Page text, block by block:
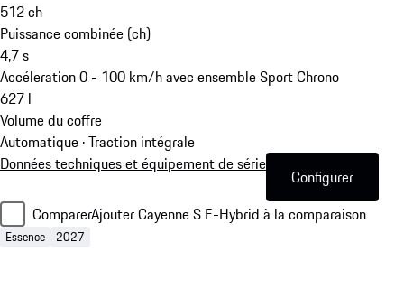
512ch
Puissance combinée (ch)
4,7s
Accéleration 0 - 100 km/h avec ensemble Sport Chrono
627 l
Volume du coffre
Automatique · Traction intégrale
Données techniques et équipement de série
Configurer
ComparerAjouter Cayenne S E-Hybrid à la comparaison
Essence 2027